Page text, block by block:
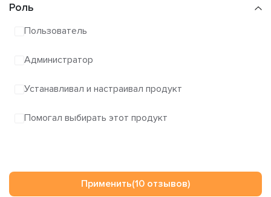
Роль
Пользователь
Администратор
Устанавливал и настраивал продукт
Помогал выбирать этот продукт
Применить(10 отзывов)